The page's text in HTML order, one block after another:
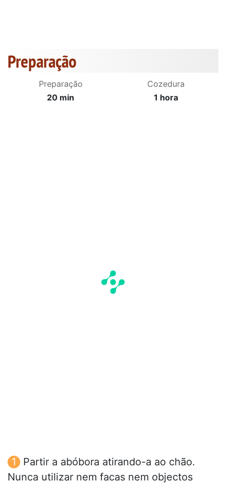
Preparação
Preparação
20 min
Cozedura
1 hora
Partir a abóbora atirando-a ao chão.
Nunca utilizar nem facas nem objectos